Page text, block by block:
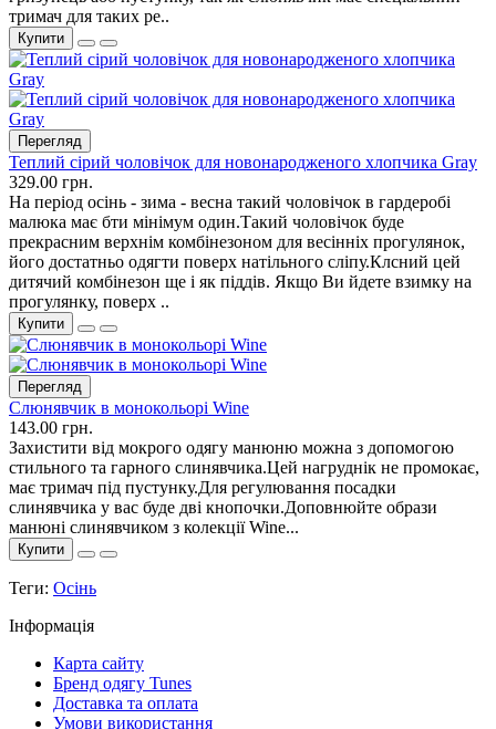
тримач для таких ре..
Купити
Перегляд
Теплий сірий чоловічок для новонародженого хлопчика Gray
329.00 грн.
На період осінь - зима - весна такий чоловічок в гардеробі
малюка має бти мінімум один.Такий чоловічок буде
прекрасним верхнім комбінезоном для весінніх прогулянок,
його достатньо одягти поверх натільного сліпу.Клсний цей
дитячий комбінезон ще і як піддів. Якщо Ви йдете взимку на
прогулянку, поверх ..
Купити
Перегляд
Слюнявчик в монокольорі Wine
143.00 грн.
Захистити від мокрого одягу манюню можна з допомогою
стильного та гарного слинявчика.Цей нагруднік не промокає,
має тримач під пустунку.Для регулювання посадки
слинявчика у вас буде дві кнопочки.Доповнюйте образи
манюні слинявчиком з колекції Wine...
Купити
Теги: Осінь
Інформація
Карта сайту
Бренд одягу Tunes
Доставка та оплата
Умови використання